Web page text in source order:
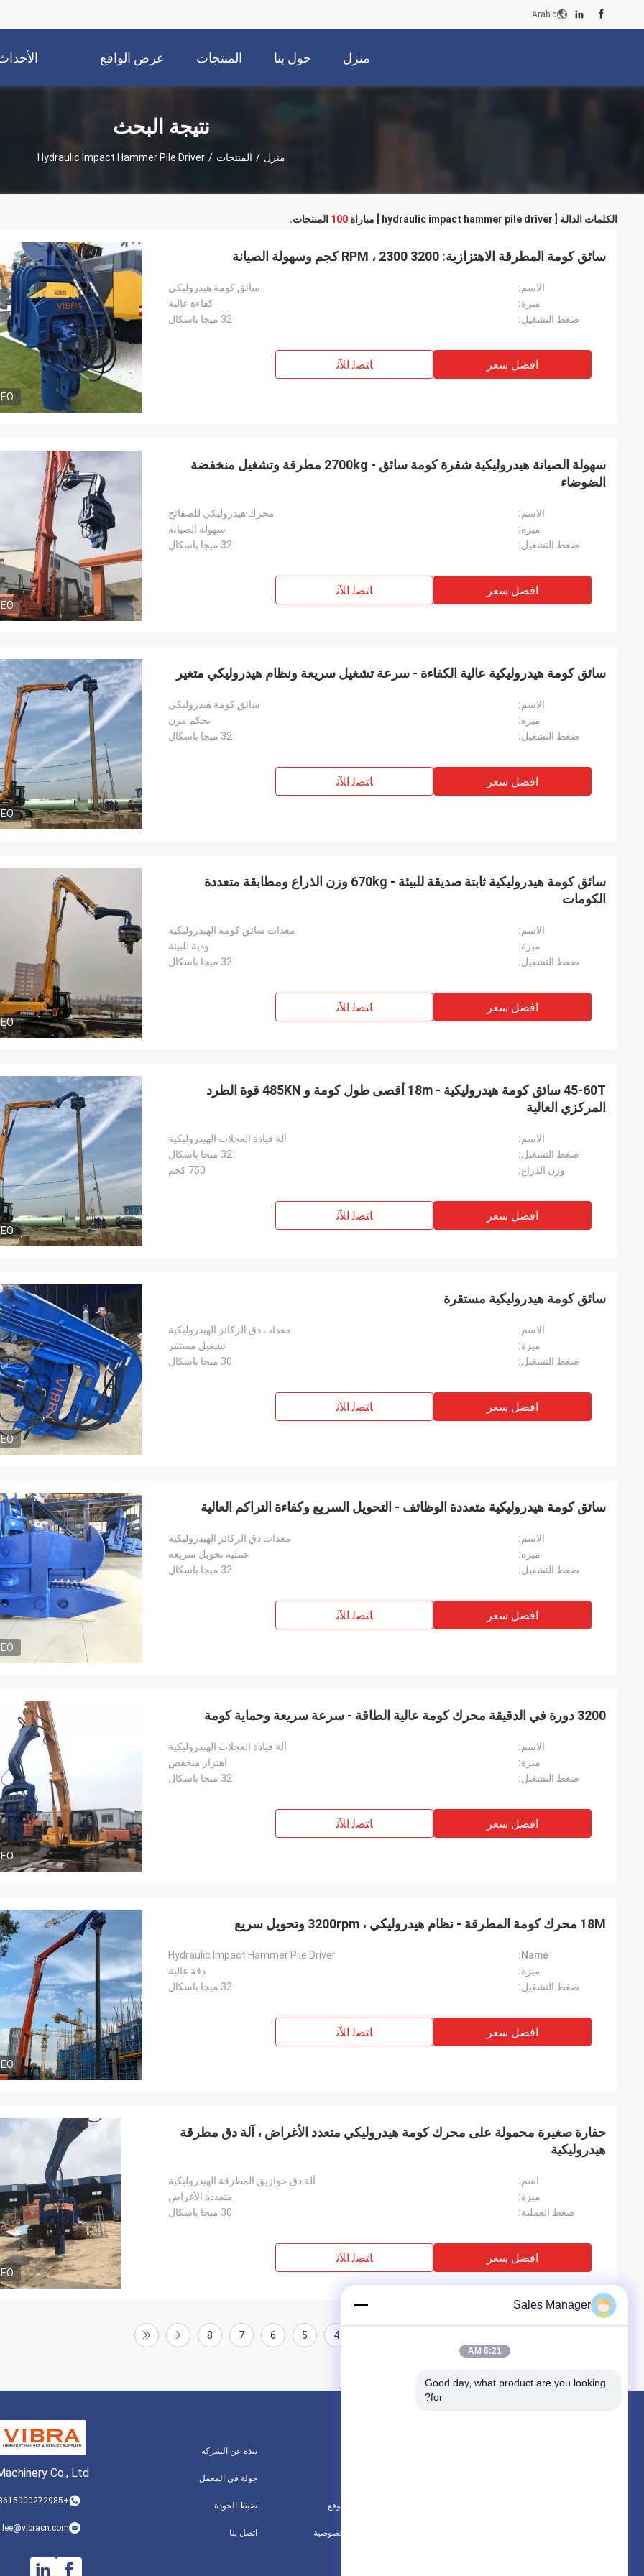
Arabic
منزل حول بنا المنتجات عرض الواقع
الافتراضي
نتيجة البحث
منزل / المنتجات /
Hydraulic Impact Hammer Pile Driver
الكلمات الدالة [ hydraulic impact hammer pile driver ] مباراة 100 المنتجات.
سائق كومة المطرقة الاهتزازية: 3200 RPM ، 2300 كجم وسهولة الصيانة
الاسم:
سائق كومة هيدروليكي
ميزة:
كفاءة عالية
ضغط التشغيل:
32 ميجا باسكال
افضل سعر ﺎﺘﺼﻟ ﺍﻶﻧ
سهولة الصيانة هيدروليكية شفرة كومة سائق - 2700kg مطرقة وتشغيل منخفضة
الضوضاء
الاسم:
محرك هيدروليكي للصفائح
ميزة:
سهولة الصيانة
ضغط التشغيل:
32 ميجا باسكال
افضل سعر ﺎﺘﺼﻟ ﺍﻶﻧ
سائق كومة هيدروليكية عالية الكفاءة - سرعة تشغيل سريعة ونظام هيدروليكي متغير
الاسم:
سائق كومة هيدروليكي
ميزة:
تحكم مرن
ضغط التشغيل:
32 ميجا باسكال
افضل سعر ﺎﺘﺼﻟ ﺍﻶﻧ
سائق كومة هيدروليكية ثابتة صديقة للبيئة - 670kg وزن الذراع ومطابقة متعددة
الكومات
الاسم:
معدات سائق كومة الهيدروليكية
ميزة:
ودية للبيئة
ضغط التشغيل:
32 ميجا باسكال
افضل سعر ﺎﺘﺼﻟ ﺍﻶﻧ
45-60T سائق كومة هيدروليكية - 18m أقصى طول كومة و 485KN قوة الطرد
المركزي العالية
الاسم:
آلة قيادة العجلات الهيدروليكية
ضغط التشغيل:
32 ميجا باسكال
وزن الذراع:
750 كجم
افضل سعر ﺎﺘﺼﻟ ﺍﻶﻧ
سائق كومة هيدروليكية مستقرة
الاسم:
معدات دق الركائز الهيدروليكية
ميزة:
تشغيل مستقر
ضغط التشغيل:
30 ميجا باسكال
افضل سعر ﺎﺘﺼﻟ ﺍﻶﻧ
سائق كومة هيدروليكية متعددة الوظائف - التحويل السريع وكفاءة التراكم العالية
الاسم:
معدات دق الركائز الهيدروليكية
ميزة:
عملية تحويل سريعة
ضغط التشغيل:
32 ميجا باسكال
افضل سعر ﺎﺘﺼﻟ ﺍﻶﻧ
3200 دورة في الدقيقة محرك كومة عالية الطاقة - سرعة سريعة وحماية كومة
الاسم:
آلة قيادة العجلات الهيدروليكية
ميزة:
اهتزاز منخفض
ضغط التشغيل:
32 ميجا باسكال
افضل سعر ﺎﺘﺼﻟ ﺍﻶﻧ
18M محرك كومة المطرقة - نظام هيدروليكي ، 3200rpm وتحويل سريع
Name:
Hydraulic Impact Hammer Pile Driver
ميزة:
دقة عالية
ضغط التشغيل:
32 ميجا باسكال
افضل سعر ﺎﺘﺼﻟ ﺍﻶﻧ
حفارة صغيرة محمولة على محرك كومة هيدروليكي متعدد الأغراض ، آلة دق مطرقة
هيدروليكية
اسم:
آلة دق خوازيق المطرقة الهيدروليكية
ميزة:
متعددة الأغراض
ضغط العملية:
30 ميجا باسكال
افضل سعر ﺎﺘﺼﻟ ﺍﻶﻧ
4
5
6
7
8
Co., Ltd.
+8615000272985
نبذة عن الشركة
جولة في المعمل
ضبط الجودة
اتصل بنا
خريطة الموقع
سياسة الخصوصية
Sales Manager
6:21 AM
Good day, what product are you looking
for?